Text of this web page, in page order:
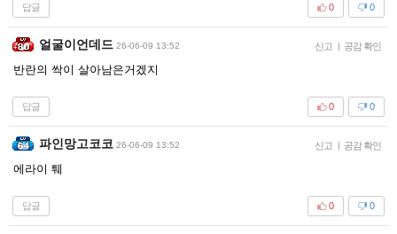
답글 0
0
얼굴이언데드 26-06-09 13:52 신고 | 공감 확인
반란의 싹이 살아남은거겠지
답글 0
0
파인망고코코 26-06-09 13:52 신고 | 공감 확인
에라이 퉤
답글 0
0